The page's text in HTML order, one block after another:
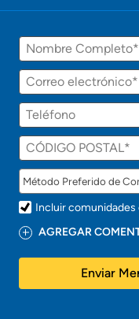
r
á
r
n
t
!
Nombre
Correo
electrónico
Teléfono
Incluir comunidades
AGREGAR
Enviar